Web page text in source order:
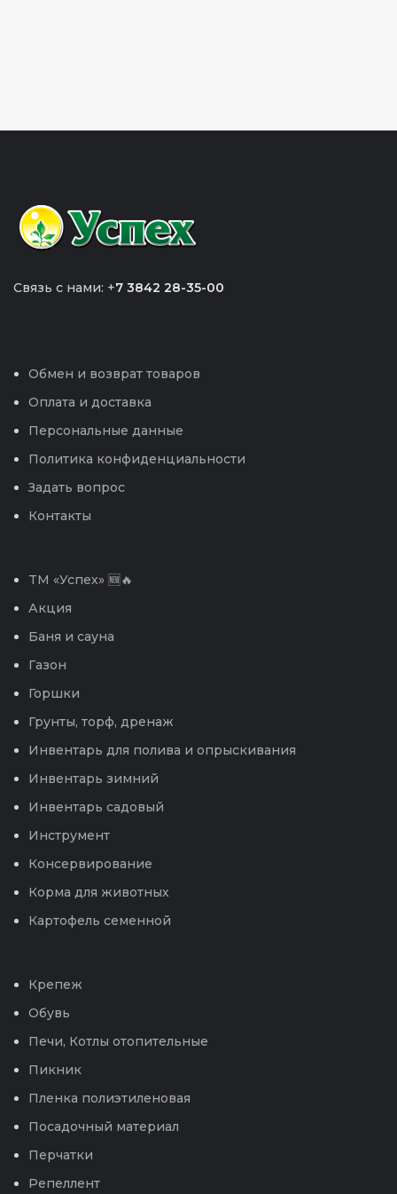
Связь с нами: +7 3842 28-35-00
Обмен и возврат товаров
Оплата и доставка
Персональные данные
Политика конфиденциальности
Задать вопрос
Контакты
TM «Успех» 🆕🔥
Акция
Баня и сауна
Газон
Горшки
Грунты, торф, дренаж
Инвентарь для полива и опрыскивания
Инвентарь зимний
Инвентарь садовый
Инструмент
Консервирование
Корма для животных
Картофель семенной
Крепеж
Обувь
Печи, Котлы отопительные
Пикник
Пленка полиэтиленовая
Посадочный материал
Перчатки
Репеллент